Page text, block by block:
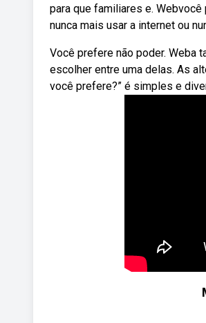
para que familiares e.
nunca mais usar a internet ou
Você prefere não poder. Weba
escolher entre uma delas. As
você prefere?” é simples e